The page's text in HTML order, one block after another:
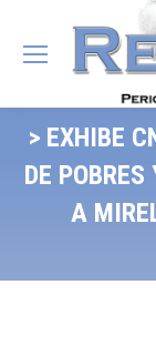
> EXHIBE
DE
A